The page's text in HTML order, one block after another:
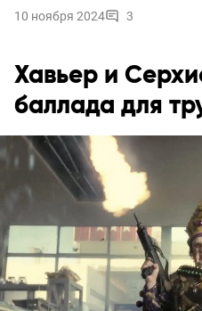
10 ноября 2024 3
Хавьер и
баллада для